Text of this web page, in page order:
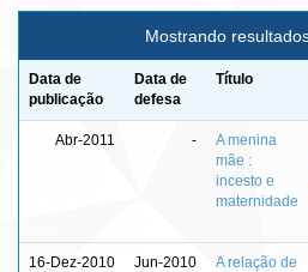
Mostrando
Data de
publicação
Data de
defesa
Título
Abr-2011 -
A menina
mãe :
incesto e
maternidade
16-Dez-2010 Jun-2010
A relação de